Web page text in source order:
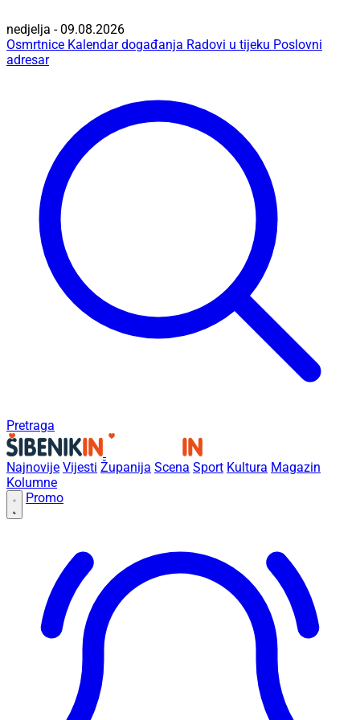
nedjelja - 09.08.2026
Osmrtnice Kalendar događanja Radovi u tijeku Poslovni
adresar
Pretraga
Najnovije Vijesti Županija Scena Sport Kultura Magazin
Kolumne
Promo